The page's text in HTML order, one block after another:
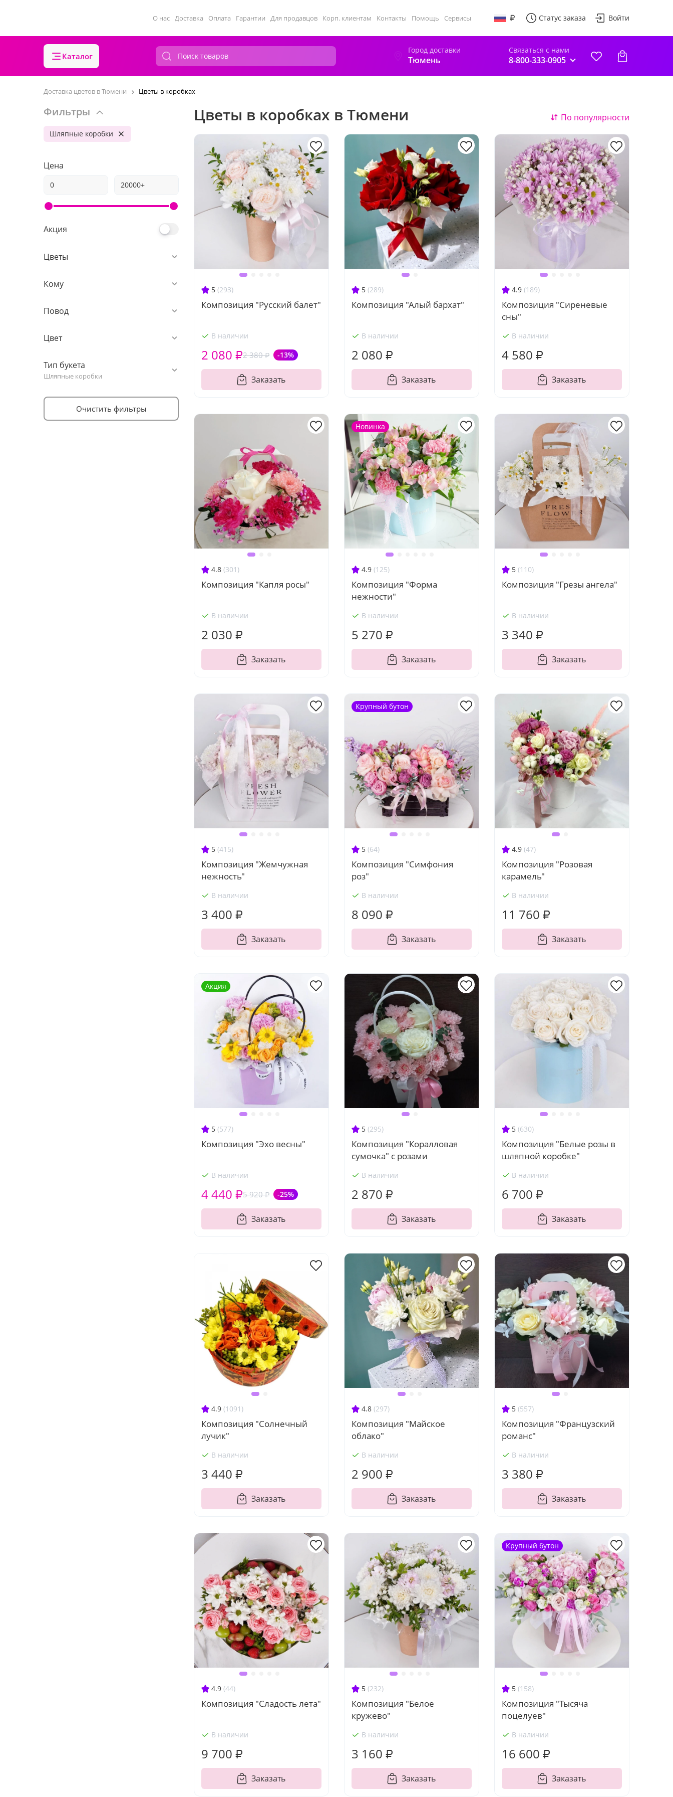
О нас Доставка Оплата Гарантии Для продавцов Корп. клиентам Контакты Помощь Сервисы Статус заказа Войти
Каталог
Город доставки
Тюмень
Связаться с нами
8-800-333-0905
Доставка цветов в Тюмени Цветы в коробках
Фильтры
Шляпные коробки
Цена
Акция
Цветы
Кому
Повод
Цвет
Тип букета
Шляпные коробки
Очистить фильтры
Цветы в коробках в Тюмени По популярности
5 (293)
Композиция "Русский балет"
В наличии
2 380 ₽ -13%
2 080 ₽
Заказать
5 (289)
Композиция "Алый бархат"
В наличии
2 080 ₽
Заказать
4.9 (189)
Композиция "Сиреневые
сны"
В наличии
4 580 ₽
Заказать
4.8 (301)
Композиция "Капля росы"
В наличии
2 030 ₽
Заказать
4.9 (125)
Композиция "Форма
нежности"
В наличии
5 270 ₽
Заказать
Новинка
5 (110)
Композиция "Грезы ангела"
В наличии
3 340 ₽
Заказать
5 (415)
Композиция "Жемчужная
нежность"
В наличии
3 400 ₽
Заказать
5 (64)
Композиция "Симфония
роз"
В наличии
8 090 ₽
Заказать
Крупный бутон
4.9 (47)
Композиция "Розовая
карамель"
В наличии
11 760 ₽
Заказать
5 (577)
Композиция "Эхо весны"
В наличии
5 920 ₽ -25%
4 440 ₽
Заказать
Акция
5 (295)
Композиция "Коралловая
сумочка" с розами
В наличии
2 870 ₽
Заказать
5 (630)
Композиция "Белые розы в
шляпной коробке"
В наличии
6 700 ₽
Заказать
4.9 (1091)
Композиция "Солнечный
лучик"
В наличии
3 440 ₽
Заказать
4.8 (297)
Композиция "Майское
облако"
В наличии
2 900 ₽
Заказать
5 (557)
Композиция "Французский
романс"
В наличии
3 380 ₽
Заказать
4.9 (44)
Композиция "Сладость лета"
В наличии
9 700 ₽
Заказать
5 (232)
Композиция "Белое
кружево"
В наличии
3 160 ₽
Заказать
5 (158)
Композиция "Тысяча
поцелуев"
В наличии
16 600 ₽
Заказать
Крупный бутон